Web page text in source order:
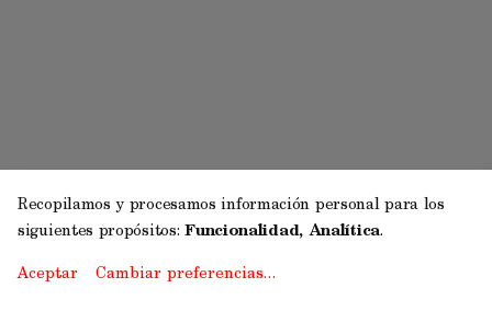
Recopilamos y procesamos información personal para los
siguientes propósitos:Funcionalidad, Analítica.
Aceptar Cambiar preferencias…